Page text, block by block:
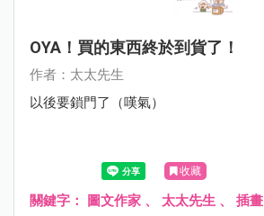
OYA！買的東西終於到貨了！
作者：太太先生
以後要鎖門了（嘆氣）
收藏
關鍵字： 圖文作家 、 太太先生 、 插畫